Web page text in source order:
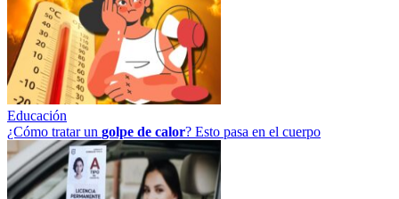
Educación
¿Cómo tratar un golpe de calor? Esto pasa en el cuerpo